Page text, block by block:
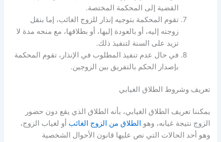
القضية إلى المحكمة المختصة.
تقوم المحكمة بتوجيه إنذار للزوج الغائب، إما بنقل
زوجته إليه، أو بالعودة إليها، أو بطلاقها، مع منحه مدة لا
تزيد على السنة لتنفيذ ذلك.
في حال عدم تنفيذ المطلوب في الإنذار، تقوم المحكمة
بإصدار الحكم بالتفريق بين الزوجين.
تعريف وشروط الطلاق الغيابي
يمكننا تعريف الطلاق الغيابي، بأنه الطلاق الذي يقع دون حضور
الزوج نتيجة غيابه، وهو الطلاق من الزوج الغائب أو لغياب الزوج،
وهو أحد الحالات التي نص عليها قانون الأحوال الشخصية